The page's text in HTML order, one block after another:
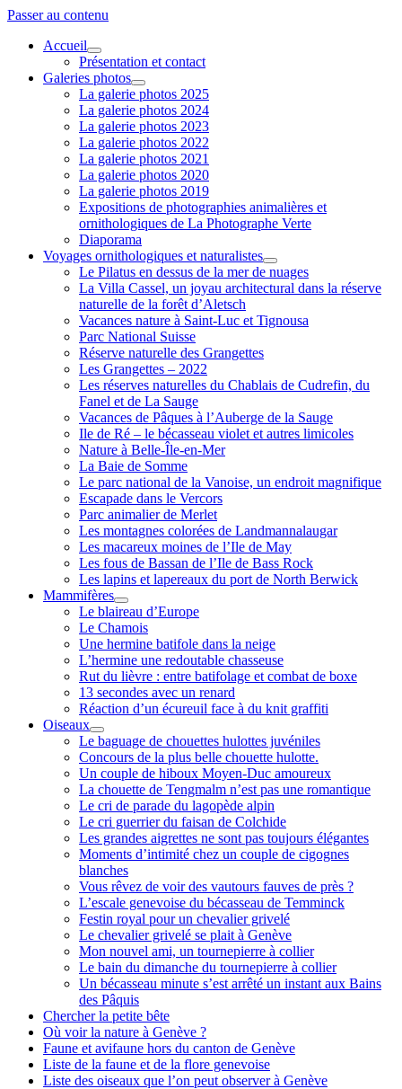
Passer au contenu
Accueil
ouvrir
menu
Présentation et contact
Galeries photos
ouvrir
menu
La galerie photos 2025
La galerie photos 2024
La galerie photos 2023
La galerie photos 2022
La galerie photos 2021
La galerie photos 2020
La galerie photos 2019
Expositions de photographies animalières et
ornithologiques de La Photographe Verte
Diaporama
Voyages ornithologiques et naturalistes
ouvrir
menu
Le Pilatus en dessus de la mer de nuages
La Villa Cassel, un joyau architectural dans la réserve
naturelle de la forêt d’Aletsch
Vacances nature à Saint-Luc et Tignousa
Parc National Suisse
Réserve naturelle des Grangettes
Les Grangettes – 2022
Les réserves naturelles du Chablais de Cudrefin, du
Fanel et de La Sauge
Vacances de Pâques à l’Auberge de la Sauge
Ile de Ré – le bécasseau violet et autres limicoles
Nature à Belle-Île-en-Mer
La Baie de Somme
Le parc national de la Vanoise, un endroit magnifique
Escapade dans le Vercors
Parc animalier de Merlet
Les montagnes colorées de Landmannalaugar
Les macareux moines de l’Ile de May
Les fous de Bassan de l’Ile de Bass Rock
Les lapins et lapereaux du port de North Berwick
Mammifères
ouvrir
menu
Le blaireau d’Europe
Le Chamois
Une hermine batifole dans la neige
L’hermine une redoutable chasseuse
Rut du lièvre : entre batifolage et combat de boxe
13 secondes avec un renard
Réaction d’un écureuil face à du knit graffiti
Oiseaux
ouvrir
menu
Le baguage de chouettes hulottes juvéniles
Concours de la plus belle chouette hulotte.
Un couple de hiboux Moyen-Duc amoureux
La chouette de Tengmalm n’est pas une romantique
Le cri de parade du lagopède alpin
Le cri guerrier du faisan de Colchide
Les grandes aigrettes ne sont pas toujours élégantes
Moments d’intimité chez un couple de cigognes
blanches
Vous rêvez de voir des vautours fauves de près ?
L’escale genevoise du bécasseau de Temminck
Festin royal pour un chevalier grivelé
Le chevalier grivelé se plait à Genève
Mon nouvel ami, un tournepierre à collier
Le bain du dimanche du tournepierre à collier
Un bécasseau minute s’est arrêté un instant aux Bains
des Pâquis
Chercher la petite bête
Où voir la nature à Genève ?
Faune et avifaune hors du canton de Genève
Liste de la faune et de la flore genevoise
Liste des oiseaux que l’on peut observer à Genève